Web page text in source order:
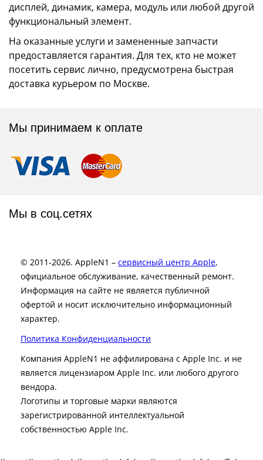
дисплей, динамик, камера, модуль или любой другой
функциональный элемент.
На оказанные услуги и замененные запчасти
предоставляется гарантия. Для тех, кто не может
посетить сервис лично, предусмотрена быстрая
доставка курьером по Москве.
Мы принимаем к оплате
Мы в соц.сетях
© 2011-2026. AppleN1 – сервисный центр Apple,
официальное обслуживание, качественный ремонт.
Информация на сайте не является публичной
офертой и носит исключительно информационный
характер.
Политика Конфиденциальности
Компания AppleN1 не аффилирована c Apple Inc. и не
является лицензиаром Apple Inc. или любого другого
вендора.
Логотипы и торговые марки являются
зарегистрированной интеллектуальной
собственностью Apple Inc.